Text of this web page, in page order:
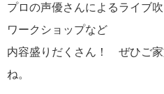
プロの声優さんによるライブ
ワークショップなど
内容盛りだくさん！ ぜひご
ね。